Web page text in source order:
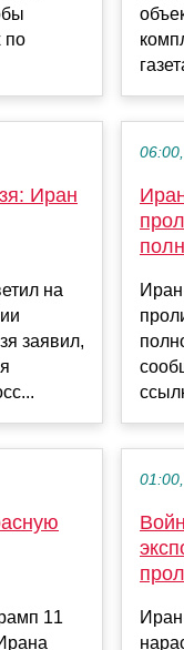
по
Иран
на
заявил,
11